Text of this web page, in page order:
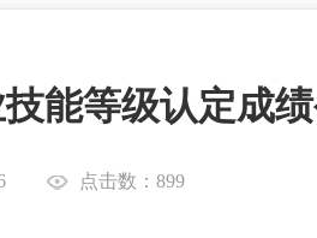
能等级认定成
点击数：899